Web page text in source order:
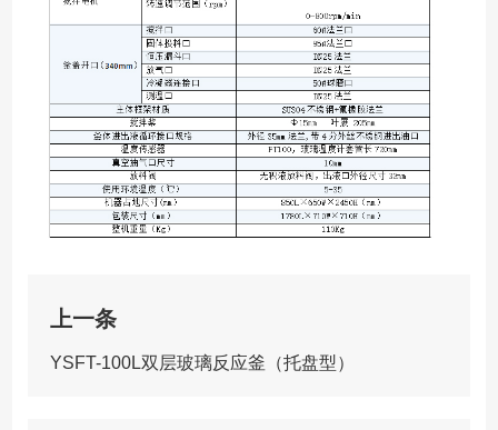
上一条
YSFT-100L双层玻璃反应釜（托盘型）